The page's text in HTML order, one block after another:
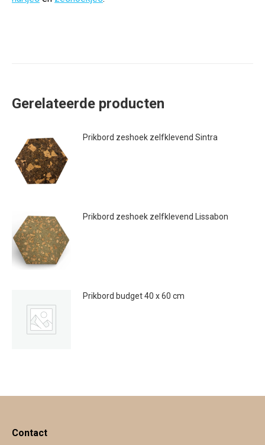
Gerelateerde producten
Prikbord zeshoek zelfklevend Sintra
Prikbord zeshoek zelfklevend Lissabon
Prikbord budget 40 x 60 cm
Contact